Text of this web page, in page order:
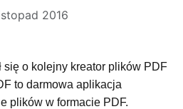
2016
się o kolejny kreator plików PDF
to darmowa aplikacja
plików w formacie PDF.